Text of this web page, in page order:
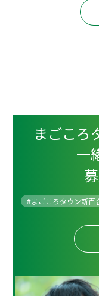
まごころ
一
#まごころタウン新百